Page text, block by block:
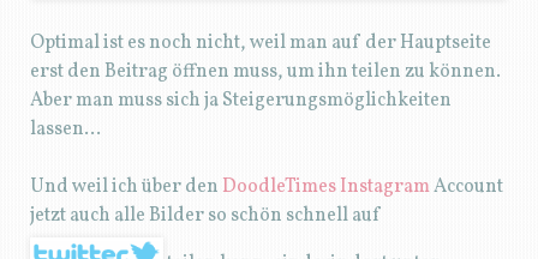
Optimal ist es noch nicht, weil man auf der Hauptseite
erst den Beitrag öffnen muss, um ihn teilen zu können.
Aber man muss sich ja Steigerungsmöglichkeiten
lassen…
Und weil ich über den DoodleTimes InstagramAccount
jetzt auch alle Bilder so schön schnell auf